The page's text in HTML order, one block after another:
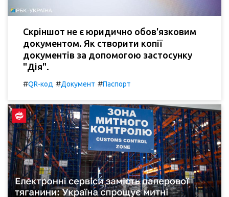
Скріншот не є юридично обов'язковим
документом. Як створити копії
документів за допомогою застосунку
"Дія".
#QR-код #Документ #Паспорт